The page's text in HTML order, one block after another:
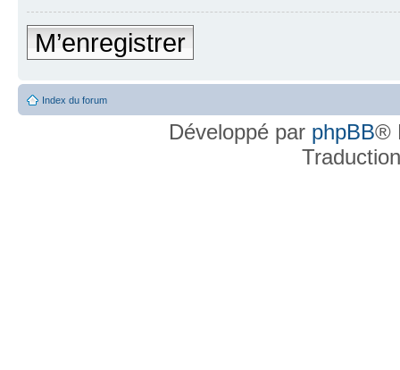
M’enregistrer
Index du forum
Développé par phpBB®